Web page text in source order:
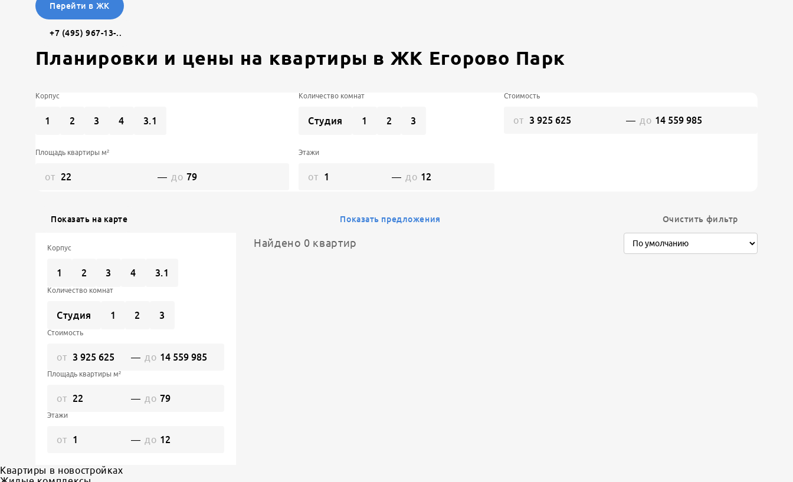
Перейти в ЖК
+7 (495) 967-13-..
Планировки и цены на квартиры в ЖК Егорово Парк
Корпус
1 2 3 4 3.1
Количество комнат
Студия 1 2 3
Стоимость
от — до
Площадь квартиры м²
от — до
Этажи
от — до
Показать на карте Показать предложения Очистить фильтр
Корпус
1 2 3 4 3.1
Количество комнат
Студия 1 2 3
Стоимость
от — до
Площадь квартиры м²
от — до
Этажи
от — до
Найдено 0 квартир
Квартиры в новостройках